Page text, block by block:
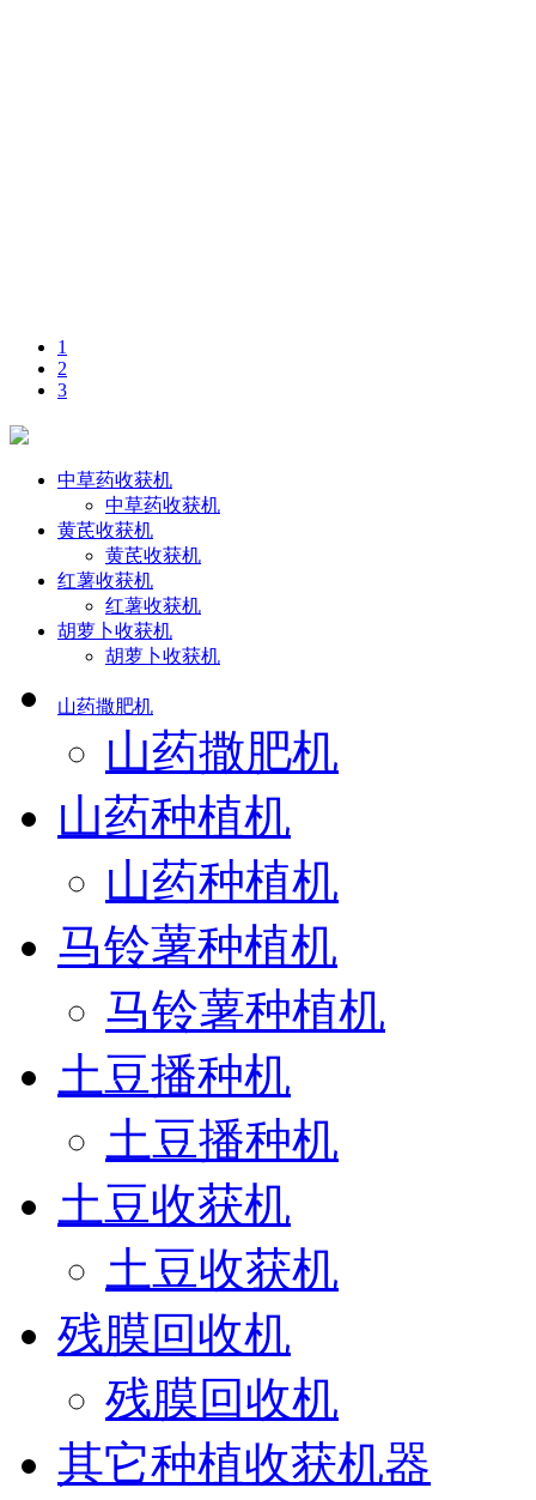
1
2
3
中草药收获机
中草药收获机
黄芪收获机
黄芪收获机
红薯收获机
红薯收获机
胡萝卜收获机
胡萝卜收获机
山药撒肥机
山药撒肥机
山药种植机
山药种植机
马铃薯种植机
马铃薯种植机
土豆播种机
土豆播种机
土豆收获机
土豆收获机
残膜回收机
残膜回收机
其它种植收获机器